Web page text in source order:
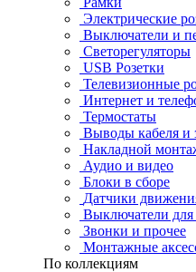
Электрические
Выключатели и
Светорегуляторы
USB Розетки
Телевизионные
Интернет и
Термостаты
Выводы кабеля и
Накладной
Аудио и видео
Блоки в сборе
Датчики
Выключатели
Звонки и прочее
Монтажные
По коллекциям